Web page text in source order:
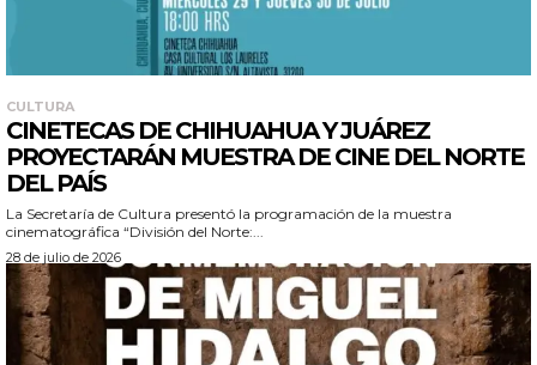
CULTURA
CINETECAS DE CHIHUAHUA Y JUÁREZ
PROYECTARÁN MUESTRA DE CINE DEL NORTE
DEL PAÍS
La Secretaría de Cultura presentó la programación de la muestra
cinematográfica “División del Norte:...
28 de julio de 2026